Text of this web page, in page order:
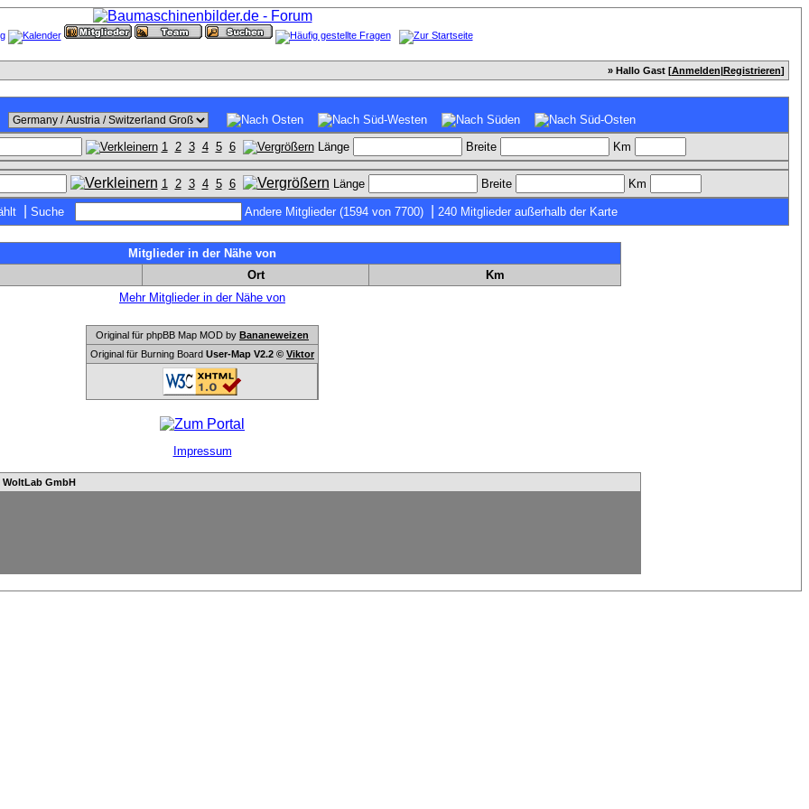
» Hallo Gast [Anmelden|Registrieren]
1 2 3 4 5 6 Länge Breite Km
1 2 3 4 5 6 Länge Breite Km
Suche Andere Mitglieder (1594 von 7700) 240 Mitglieder außerhalb der Karte
Mitglieder in der Nähe von
Ort
Km
Mehr Mitglieder in der Nähe von
Original für phpBB Map MOD by Bananeweizen
Original für Burning Board User-Map V2.2 © Viktor
Impressum
WoltLab GmbH